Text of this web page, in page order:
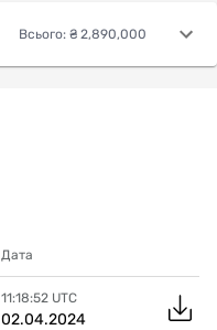
Всього: ₴ 2,890,000
Дата
11:18:52 UTC
02.04.2024